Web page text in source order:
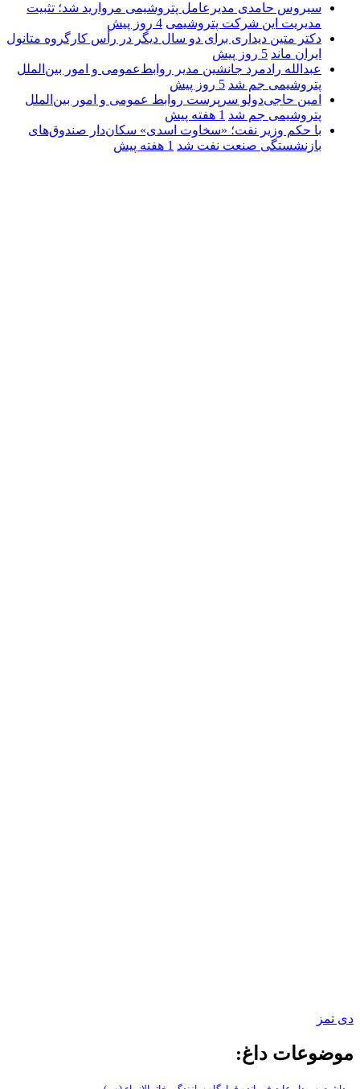
سیروس حامدی مدیرعامل پتروشیمی مروارید شد؛ تثبیت
مدیریت این شرکت پتروشیمی 4 روز پیش
دکتر متین دیداری برای دو سال دیگر در رأس کارگروه متانول
ایران ماند 5 روز پیش
عبدالله رادمرد جانشین مدیر روابط‌عمومی و امور بین‌الملل
پتروشیمی جم شد 5 روز پیش
امین حاجی‌دولو سرپرست روابط عمومی و امور بین‌الملل
پتروشیمی جم شد 1 هفته پیش
با حکم وزیر نفت؛ «سخاوت اسدی» سکان‌دار صندوق‌های
بازنشستگی صنعت نفت شد 1 هفته پیش
دی تمز
موضوعات داغ: